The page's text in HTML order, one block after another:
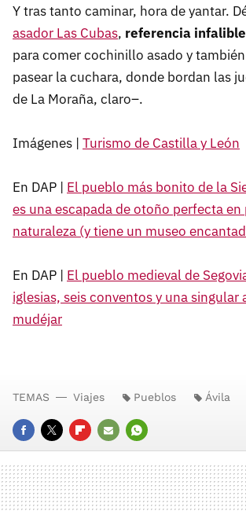
Y tras tanto caminar, hora de yantar.
asador Las Cubas, referencia infalible
para comer cochinillo asado y
pasear la cuchara, donde bordan las
de La Moraña, claro–.
Imágenes | Turismo de Castilla y León
En DAP | El pueblo más bonito de la
es una escapada de otoño perfecta en
naturaleza (y tiene un museo
En DAP | El pueblo medieval de
iglesias, seis conventos y una singular
mudéjar
FACEBOOK
TWITTERFLIPBOARD
E-
MAIL
WHATSAPP
TEMAS Viajes Pueblos Ávila